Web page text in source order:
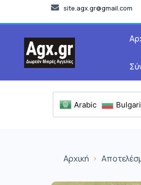
site.agx.gr@gmail.com
Arabic
Αρχική